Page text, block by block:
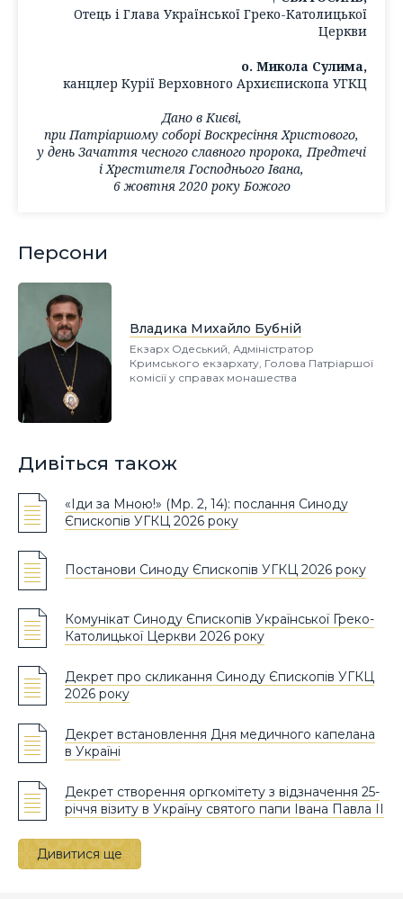
Отець і Глава Української Греко-Католицької
Церкви
о. Микола Сулима,
канцлер Курії Верховного Архиєпископа УГКЦ
Дано в Києві,
при Патріаршому соборі Воскресіння Христового,
у день Зачаття чесного славного пророка, Предтечі
і Хрестителя Господнього Івана,
6 жовтня 2020 року Божого
Персони
Владика Михайло Бубній
Екзарх Одеський, Адміністратор
Кримського екзархату, Голова Патріаршої
комісії у справах монашества
Дивіться також
«Іди за Мною!» (Мр. 2, 14): послання Синоду
Єпископів УГКЦ 2026 року
Постанови Синоду Єпископів УГКЦ 2026 року
Комунікат Синоду Єпископів Української Греко-
Католицької Церкви 2026 року
Декрет про скликання Синоду Єпископів УГКЦ
2026 року
Декрет встановлення Дня медичного капелана
в Україні
Декрет створення оргкомітету з відзначення 25-
річчя візиту в Україну святого папи Івана Павла ІІ
Дивитися ще